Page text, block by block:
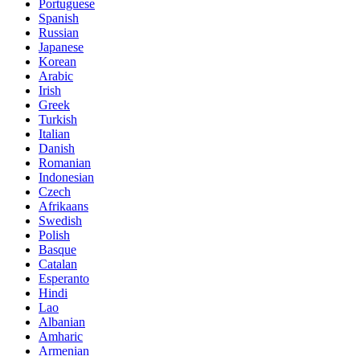
Portuguese
Spanish
Russian
Japanese
Korean
Arabic
Irish
Greek
Turkish
Italian
Danish
Romanian
Indonesian
Czech
Afrikaans
Swedish
Polish
Basque
Catalan
Esperanto
Hindi
Lao
Albanian
Amharic
Armenian